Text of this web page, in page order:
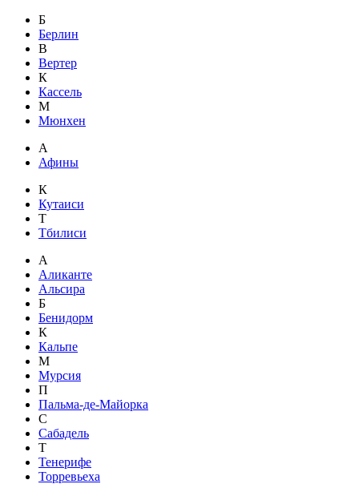
Б
Берлин
В
Вертер
К
Кассель
М
Мюнхен
А
Афины
К
Кутаиси
Т
Тбилиси
А
Аликанте
Альсира
Б
Бенидорм
К
Кальпе
М
Мурсия
П
Пальма-де-Майорка
С
Сабадель
Т
Тенерифе
Торревьеха